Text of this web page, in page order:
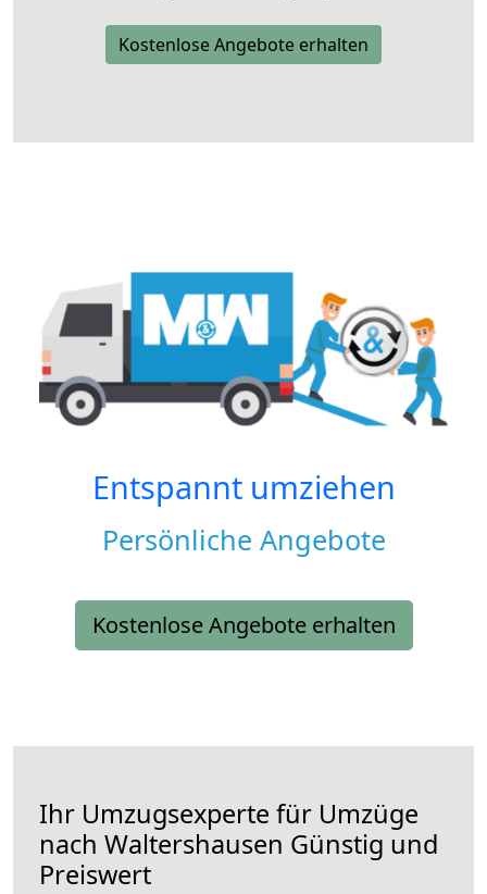
Kostenlose Angebote erhalten
Entspannt umziehen
Persönliche Angebote
Kostenlose Angebote erhalten
Ihr Umzugsexperte für Umzüge
nach Waltershausen Günstig und
Preiswert